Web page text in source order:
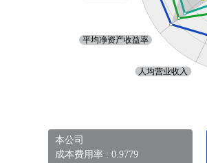
本公司
成本费用率 : 0.9779